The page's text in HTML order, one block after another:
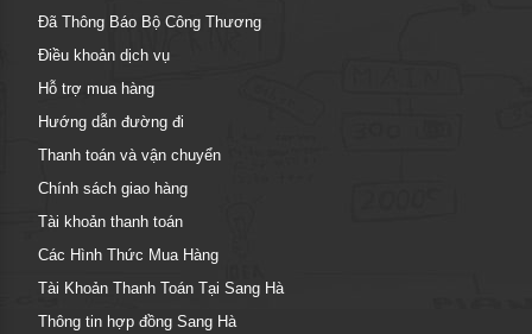
Đã Thông Báo Bộ Công Thương
Điều khoản dịch vụ
Hỗ trợ mua hàng
Hướng dẫn đường đi
Thanh toán và vận chuyển
Chính sách giao hàng
Tài khoản thanh toán
Các Hình Thức Mua Hàng
Tài Khoản Thanh Toán Tại Sang Hà
Thông tin hợp đồng Sang Hà